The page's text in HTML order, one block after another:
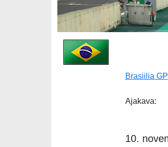
Brasiilia GP
Ajakava:
10.